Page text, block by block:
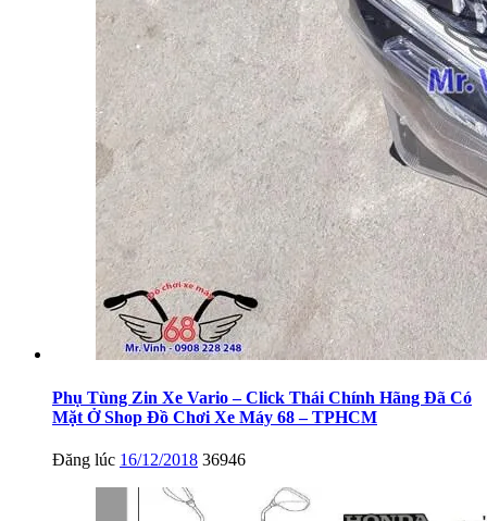
Phụ Tùng Zin Xe Vario – Click Thái Chính Hãng Đã Có
Mặt Ở Shop Đồ Chơi Xe Máy 68 – TPHCM
Đăng lúc 16/12/2018 36946